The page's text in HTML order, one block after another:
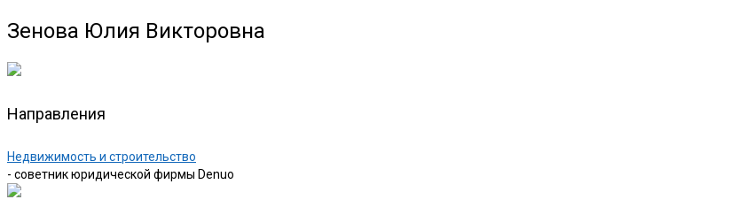
Зенова Юлия Викторовна
Направления
Недвижимость и строительство
- советник юридической фирмы Denuo